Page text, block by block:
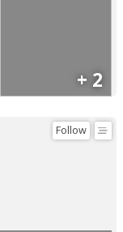
+ 2
Follow